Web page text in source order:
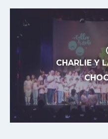
CHARLIE Y